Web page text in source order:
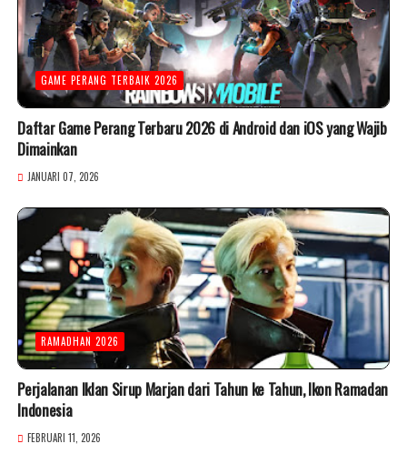
GAME PERANG TERBAIK 2026
Daftar Game Perang Terbaru 2026 di Android dan iOS yang Wajib
Dimainkan
JANUARI 07, 2026
RAMADHAN 2026
Perjalanan Iklan Sirup Marjan dari Tahun ke Tahun, Ikon Ramadan
Indonesia
FEBRUARI 11, 2026